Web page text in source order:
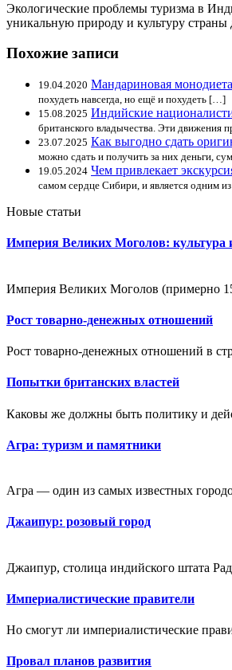
Экологические проблемы туризма в
уникальную природу и культуру
Похожие записи
19.04.2020 Мандариновая
похудеть навсегда, но ещё и похудеть […]
15.08.2025 Индийские
британского владычества. Эти движения
23.07.2025 Как выгодно сдать
можно сдать и получить за них деньги,
19.05.2024 Чем привлекает
самом сердце Сибири, и является одним
Новые статьи
Империя Великих Моголов: культура
Империя Великих Моголов (примерно
Рост товарно-денежных отношений
Рост товарно-денежных отношений в
Попытки британских властей
Каковы же должны быть политику и
Агра: туризм и памятники
Агра — один из самых известных
Джаипур: розовый город
Джаипур, столица индийского штата
Империалистические правители
Но смогут ли империалистические
Провал планов развития